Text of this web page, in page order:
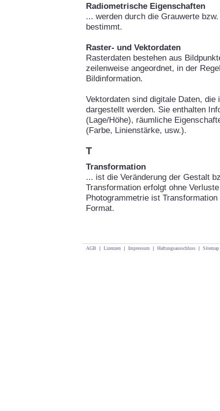
Radiometrische Eigenschaften
... werden durch die Grauwerte
bestimmt.
Raster- und Vektordaten
Rasterdaten bestehen aus
zeilenweise angeordnet, in der
Bildinformation.
Vektordaten sind digitale Daten,
dargestellt werden. Sie enthalten
(Lage/Höhe), räumliche
(Farbe, Linienstärke, usw.).
T
Transformation
... ist die Veränderung der Gestalt
Transformation erfolgt ohne
Photogrammetrie ist
Format.
AGB | Lizenzen | Impressum | Haftungsausschluss | Sitemap